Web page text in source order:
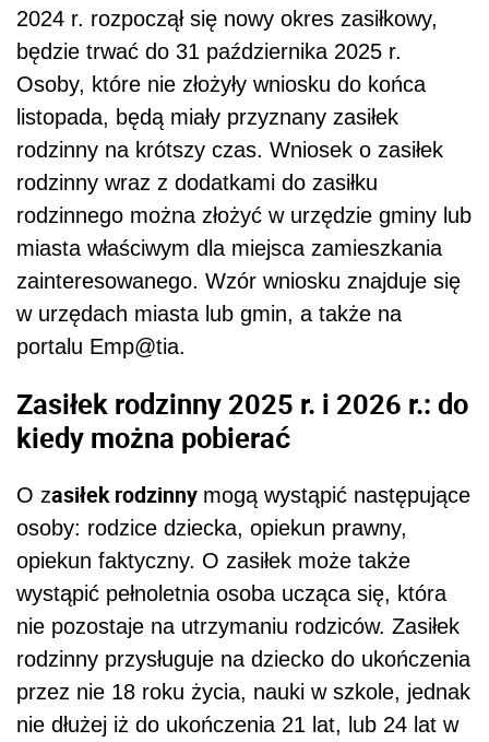
2024 r. rozpoczął się nowy okres zasiłkowy,
będzie trwać do 31 października 2025 r.
Osoby, które nie złożyły wniosku do końca
listopada, będą miały przyznany zasiłek
rodzinny na krótszy czas. Wniosek o zasiłek
rodzinny wraz z dodatkami do zasiłku
rodzinnego można złożyć w urzędzie gminy lub
miasta właściwym dla miejsca zamieszkania
zainteresowanego. Wzór wniosku znajduje się
w urzędach miasta lub gmin, a także na
portalu Emp@tia.
Zasiłek rodzinny 2025 r. i 2026 r.: do
kiedy można pobierać
O zasiłek rodzinny mogą wystąpić następujące
osoby: rodzice dziecka, opiekun prawny,
opiekun faktyczny. O zasiłek może także
wystąpić pełnoletnia osoba ucząca się, która
nie pozostaje na utrzymaniu rodziców. Zasiłek
rodzinny przysługuje na dziecko do ukończenia
przez nie 18 roku życia, nauki w szkole, jednak
nie dłużej iż do ukończenia 21 lat, lub 24 lat w